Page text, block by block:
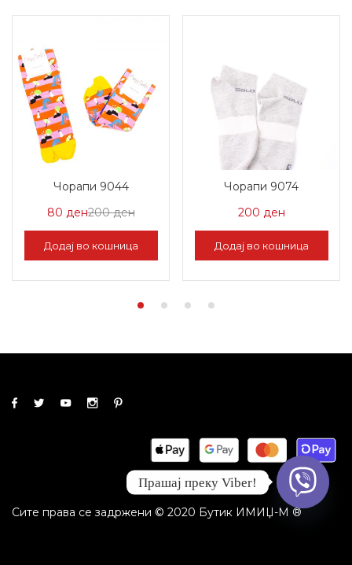
Чорапи 9044
80 денЦена
на
Попуст:
200денНормална
Цена
200 ден.
Додај во кошница
Чорапи 9074
200 ден
Додај во кошница
Сите права се задржени © 2020 Бутик ИМИЏ-М ®
Прашај преку Viber!